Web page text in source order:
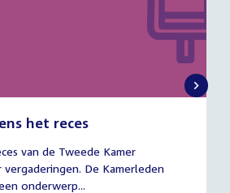
het reces
van de Tweede Kamer
De Kamerleden
onderwerp...